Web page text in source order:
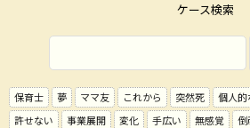
ケース検索
保育士 夢 ママ友 これから 突然死 個人的
許せない
事業展開 変化 手広い 無感覚 倒